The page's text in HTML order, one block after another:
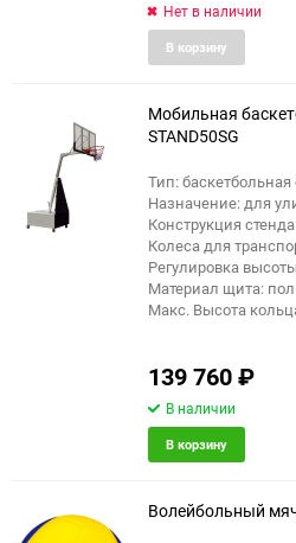
Нет в наличии
В корзину
еще 1 фото
Мобильная
STAND50SG
Тип: баскетбольная
Назначение: для
Конструкция
Колеса для
Регулировка
Материал щита:
Макс. Высота
139 760₽
В наличии
В корзину
Волейбольный